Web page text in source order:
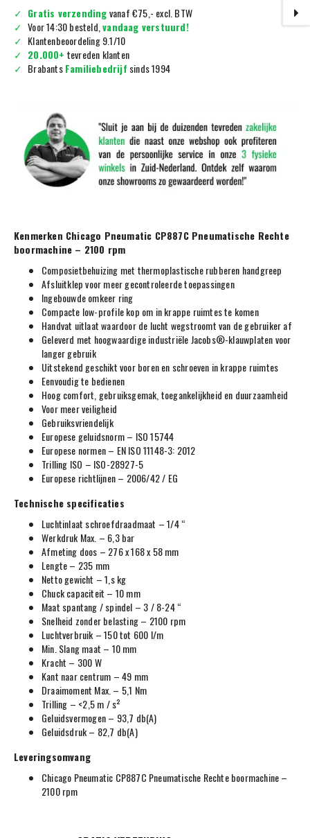
Gratis verzendingvanaf €75,- excl. BTW
Voor 14:30 besteld,vandaag verstuurd!
Klantenbeoordeling 9.1/10
20.000+ tevreden klanten
BrabantsFamiliebedrijf sinds 1994
Kenmerken Chicago Pneumatic CP887C Pneumatische Rechte
boormachine – 2100 rpm
Composietbehuizing met thermoplastische rubberen handgreep
Afsluitklep voor meer gecontroleerde toepassingen
Ingebouwde omkeer ring
Compacte low-profile kop om in krappe ruimtes te komen
Handvat uitlaat waardoor de lucht wegstroomt van de gebruiker af
Geleverd met hoogwaardige industriële Jacobs®-klauwplaten voor
langer gebruik
Uitstekend geschikt voor boren en schroeven in krappe ruimtes
Eenvoudig te bedienen
Hoog comfort, gebruiksgemak, toegankelijkheid en duurzaamheid
Voor meer veiligheid
Gebruiksvriendelijk
Europese geluidsnorm – ISO 15744
Europese normen – EN ISO 11148-3: 2012
Trilling ISO – ISO-28927-5
Europese richtlijnen – 2006/42 / EG
Technische specificaties
Luchtinlaat schroefdraadmaat – 1/4 “
Werkdruk Max. – 6,3 bar
Afmeting doos – 276 x 168 x 58 mm
Lengte – 235 mm
Netto gewicht – 1,s kg
Chuck capaciteit – 10 mm
Maat spantang / spindel – 3 / 8-24 “
Snelheid zonder belasting – 2100 rpm
Luchtverbruik – 150 tot 600 l/m
Min. Slang maat – 10 mm
Kracht – 300 W
Kant naar centrum – 49 mm
Draaimoment Max. – 5,1 Nm
Trilling – <2,5 m / s²
Geluidsvermogen – 93,7 db(A)
Geluidsdruk – 82,7 db(A)
Leveringsomvang
Chicago Pneumatic CP887C Pneumatische Rechte boormachine –
2100 rpm